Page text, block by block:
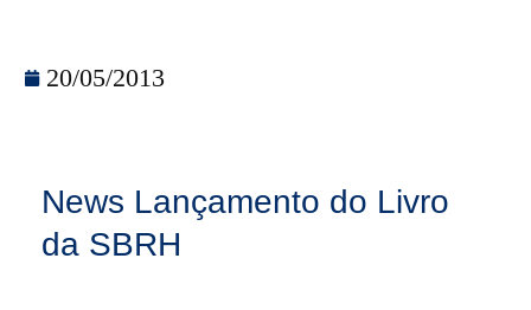
20/05/2013
News Lançamento do Livro
da SBRH